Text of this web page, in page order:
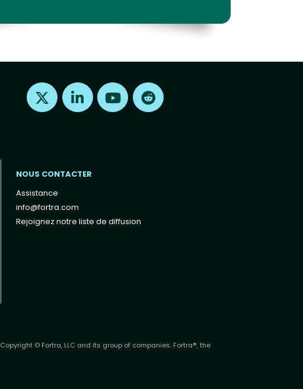
Find us on X Find us on LinkedInFind us on Youtube
NOUS CONTACTER
Assistance
info@fortra.com
Rejoignez notre liste de diffusion
Copyright © Fortra, LLC and its group of companies. Fortra®, the